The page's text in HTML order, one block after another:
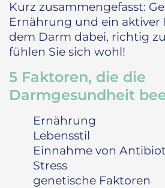
Kurz zusammengefasst:
Ernährung und ein aktiver
dem Darm dabei, richtig
fühlen Sie sich wohl!
5 Faktoren, die die
Darmgesundheit
Ernährung
Lebensstil
Einnahme von
Stress
genetische Faktoren